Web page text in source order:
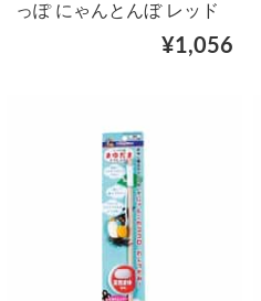
っぽ にゃんとんぼ レッド
¥1,056